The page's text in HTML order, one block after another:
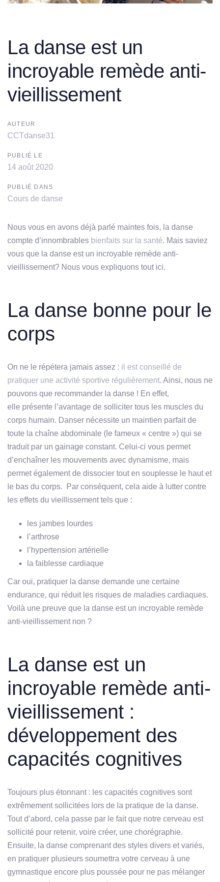
La danse est un
incroyable remède anti-
vieillissement
AUTEUR
CCTdanse31
PUBLIÉ LE
14 août 2020
PUBLIÉ DANS
Cours de danse
Nous vous en avons déjà parlé maintes fois, la danse
compte d’innombrables bienfaits sur la santé. Mais saviez
vous que la danse est un incroyable remède anti-
vieillissement? Nous vous expliquons tout ici.
La danse bonne pour le
corps
On ne le répétera jamais assez : il est conseillé de
pratiquer une activité sportive régulièrement. Ainsi, nous ne
pouvons que recommander la danse ! En effet,
elle présente l’avantage de solliciter tous les muscles du
corps humain. Danser nécessite un maintien parfait de
toute la chaîne abdominale (le fameux « centre ») qui se
traduit par un gainage constant. Celui-ci vous permet
d’enchaîner les mouvements avec dynamisme, mais
permet également de dissocier tout en souplesse le haut et
le bas du corps. Par conséquent, cela aide à lutter contre
les effets du vieillissement tels que :
les jambes lourdes
l’arthrose
l’hypertension artérielle
la faiblesse cardiaque
Car oui, pratiquer la danse demande une certaine
endurance, qui réduit les risques de maladies cardiaques.
Voilà une preuve que la danse est un incroyable remède
anti-vieillissement non ?
La danse est un
incroyable remède anti-
vieillissement :
développement des
capacités cognitives
Toujours plus étonnant : les capacités cognitives sont
extrêmement sollicitées lors de la pratique de la danse.
Tout d’abord, cela passe par le fait que notre cerveau est
sollicité pour retenir, voire créer, une chorégraphie.
Ensuite, la danse comprenant des styles divers et variés,
en pratiquer plusieurs soumettra votre cerveau à une
gymnastique encore plus poussée pour ne pas mélanger
navigation